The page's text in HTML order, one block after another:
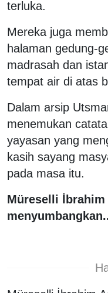
terluka.
Mereka juga
halaman gedung-
madrasah dan
tempat air di atas
Dalam arsip
menemukan
yayasan yang
kasih sayang
pada masa itu.
Müreselli